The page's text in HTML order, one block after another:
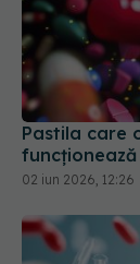
Pastila care
funcționează
02 iun 2026, 12:26